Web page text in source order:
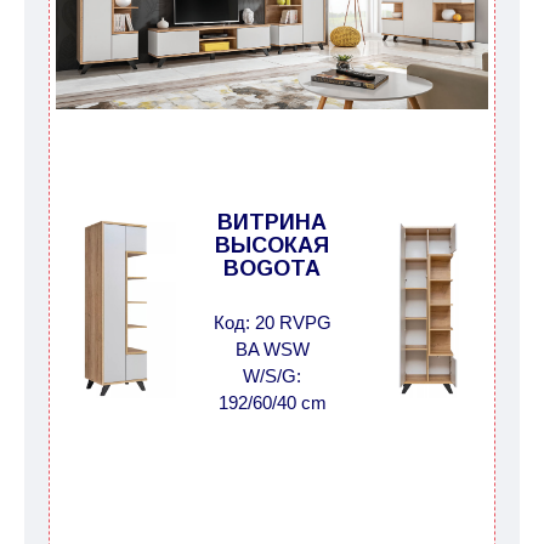
Сроки доставки:
Сроки доставки на каждый товар указываются
отдельно.При расчете сроков доставки
дни) от даты получения оплаты от
кредитной
компании клиента.
Возможны задержки, связанные с морской
доставкой при заказе мебели из-за границы, на
которые не может повлиять Поставщик, в этих
случаях срок доставки будет продлен еще на 30
рабочих дней и не будет считаться
ВИТРИНА
ВЫСОКАЯ
BOGOTA
Код: 20 RVPG
BA WSW
W/S/G:
192/60/40 cm